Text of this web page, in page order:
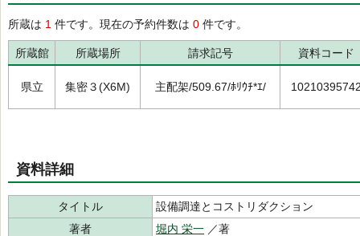
所蔵は 1 件です。現在の予約件数は 0 件です。
所蔵館 所蔵場所 請求記号 資料コード
県立 集密３(X6M) 主配架/509.67/ﾎﾘｳﾁ*ｴ/
資料詳細
タイトル
設備調達とコストリダクション
著者
堀内 栄一 ／著